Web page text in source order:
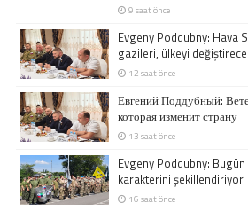
9 saat önce
Evgeny Poddubny: Hava
gazileri, ülkeyi
12 saat önce
Евгений Поддубный:
которая изменит страну
13 saat önce
Evgeny Poddubny:
karakterini şekillendiriyor
16 saat önce